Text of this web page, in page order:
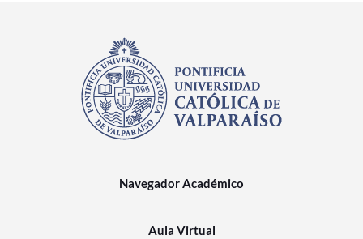
Navegador Académico
Aula Virtual